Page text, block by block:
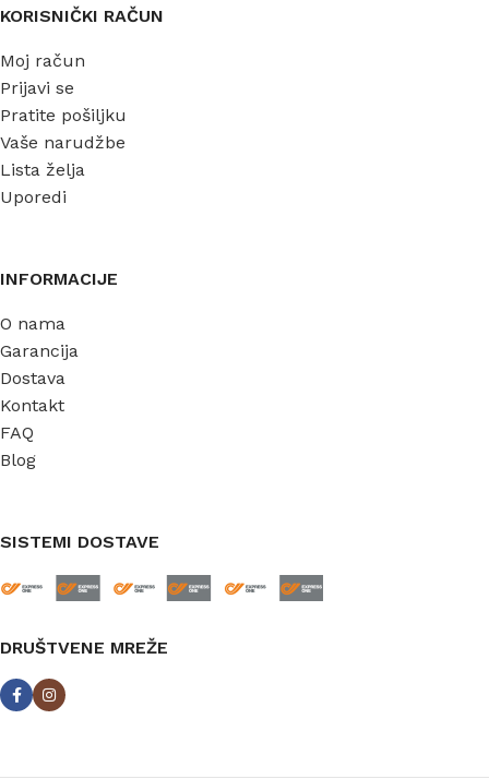
KORISNIČKI RAČUN
Moj račun
Prijavi se
Pratite pošiljku
Vaše narudžbe
Lista želja
Uporedi
INFORMACIJE
O nama
Garancija
Dostava
Kontakt
FAQ
Blog
SISTEMI DOSTAVE
DRUŠTVENE MREŽE